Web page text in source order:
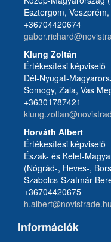
Esztergom,
+36704420674
Klung Zoltán
Értékesítési képviselő
Dél-Nyugat-
Somogy, Zala, Vas
+36301787421
Horváth Albert
Értékesítési képviselő
Észak- és Kelet-
(Nógrád-, Heves-,
Szabolcs-Szatmár-
+36704420675
h.albert@novistrade.hu
Információk